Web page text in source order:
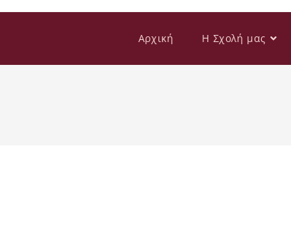
Αρχική Η Σχολή μας